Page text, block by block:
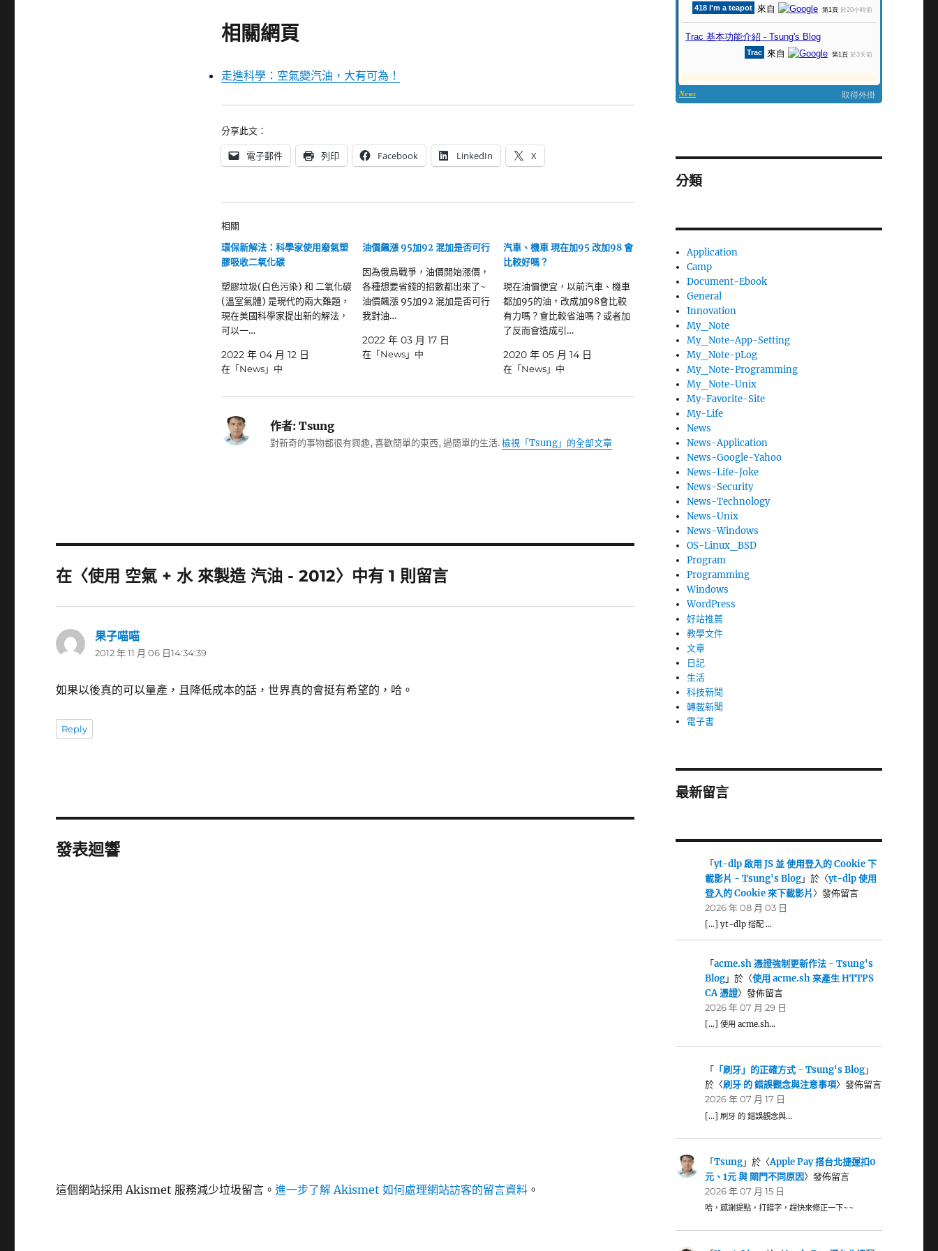
相關網頁
走進科學：空氣變汽油，大有可為！
分享此文：
電子郵件 列印 Facebook LinkedIn X
相關
環保新解法：科學家使用廢氣塑
膠吸收二氧化碳
塑膠垃圾(白色污染) 和 二氧化碳
(溫室氣體) 是現代的兩大難題，
現在美國科學家提出新的解法，
可以一…
2022 年 04 月 12 日
在「News」中
油價飆漲 95加92 混加是否可行
因為俄烏戰爭，油價開始漲價，
各種想要省錢的招數都出來了~
油價飆漲 95加92 混加是否可行
我對油…
2022 年 03 月 17 日
在「News」中
汽車、機車 現在加95 改加98 會
比較好嗎？
現在油價便宜，以前汽車、機車
都加95的油，改成加98會比較
有力嗎？會比較省油嗎？或者加
了反而會造成引…
2020 年 05 月 14 日
在「News」中
作者:Tsung
對新奇的事物都很有興趣, 喜歡簡單的東西, 過簡單的生活.檢視「Tsung」的全部文章
在〈使用 空氣 + 水 來製造 汽油 - 2012〉中有 1 則留言
果子喵喵
示:
2012 年 11 月 06 日14:34:39
如果以後真的可以量產，且降低成本的話，世界真的會挺有希望的，哈。
Reply
發表迴響
這個網站採用 Akismet 服務減少垃圾留言。進一步了解 Akismet 如何處理網站訪客的留言資料 。
分類
Application
Camp
Document-Ebook
General
Innovation
My_Note
My_Note-App-Setting
My_Note-pLog
My_Note-Programming
My_Note-Unix
My-Favorite-Site
My-Life
News
News-Application
News-Google-Yahoo
News-Life-Joke
News-Security
News-Technology
News-Unix
News-Windows
OS-Linux_BSD
Program
Programming
Windows
WordPress
好站推薦
教學文件
文章
日記
生活
科技新聞
轉載新聞
電子書
最新留言
「yt-dlp 啟用 JS 並 使用登入的 Cookie 下
載影片 - Tsung's Blog」於〈yt-dlp 使用
登入的 Cookie 來下載影片〉發佈留言
2026 年 08 月 03 日
[…] yt-dlp 搭配 …
「acme.sh 憑證強制更新作法 - Tsung's
Blog」於〈使用 acme.sh 來產生 HTTPS
CA 憑證〉發佈留言
2026 年 07 月 29 日
[…] 使用 acme.sh…
「 「刷牙」的正確方式 - Tsung's Blog」
於〈刷牙 的 錯誤觀念與注意事項〉發佈留言
2026 年 07 月 17 日
[…] 刷牙 的 錯誤觀念與…
「Tsung」於〈Apple Pay 搭台北捷運扣0
元、1元 與 閘門不同原因〉發佈留言
2026 年 07 月 15 日
哈，感謝提點，打錯字，趕快來修正一下~~